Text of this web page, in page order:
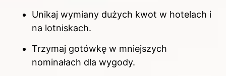
Unikaj wymiany dużych kwot w hotelach i
na lotniskach.
Trzymaj gotówkę w mniejszych
nominałach dla wygody.